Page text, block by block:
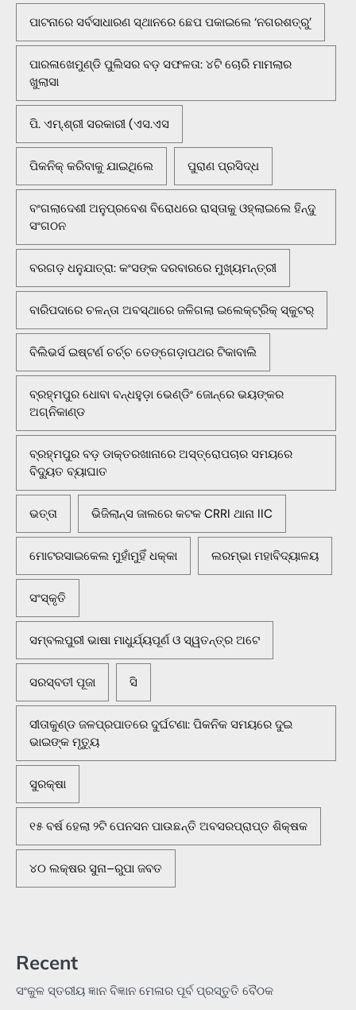
ପାଟନାରେ ସର୍ବସାଧାରଣ ସ୍ଥାନରେ ଛେପ ପକାଇଲେ ‘ନଗରଶତ୍ରୁ’
ପାରଳାଖେମୁଣ୍ଡି ପୁଲିସର ବଡ଼ ସଫଳତା: ୪ଟି ଚୋରି ମାମଲାର
ଖୁଲାସା
ପି. ଏମ୍.ଶ୍ରୀ ସରକାରୀ (ଏସ.ଏସ
ପିକନିକ୍‌ କରିବାକୁ ଯାଇଥିଲେ ପୁରାଣ ପ୍ରସିଦ୍ଧ
ବଂଗଲାଦେଶୀ ଅନୁପ୍ରବେଶ ବିରୋଧରେ ରାସ୍ତାକୁ ଓହ୍ଲାଇଲେ ହିନ୍ଦୁ
ସଂଗଠନ
ବରଗଡ଼ ଧନୁଯାତ୍ରା: କଂସଙ୍କ ଦରବାରରେ ମୁଖ୍ୟମନ୍ତ୍ରୀ
ବାରିପଦାରେ ଚଳନ୍ତା ଅବସ୍ଥାରେ ଜଳିଗଲା ଇଲେକ୍ଟ୍ରିକ୍ ସ୍କୁଟର୍
ବିଲିଭର୍ସ ଇଷ୍ଟର୍ଣ ଚର୍ଚ୍ଚ ତେଙ୍ଗେଡ଼ାପଥର ଟିକାବାଲି
ବ୍ରହ୍ମପୁର ଧୋବା ବନ୍ଧହୁଡ଼ା ଭେଣ୍ଡିଂ ଜୋନ୍‌ରେ ଭୟଙ୍କର
ଅଗ୍ନିକାଣ୍ଡ
ବ୍ରହ୍ମପୁର ବଡ଼ ଡାକ୍ତରଖାନାରେ ଅସ୍ତ୍ରୋପଚାର ସମୟରେ
ବିଦ୍ୟୁତ ବ୍ୟାଘାତ
ଭତ୍ତା ଭିଜିଲାନ୍ସ ଜାଲରେ କଟକ CRRI ଥାନା IIC
ମୋଟରସାଇକେଲ ମୁହାଁମୁହିଁ ଧକ୍କା ଲରମ୍ଭା ମହାବିଦ୍ୟାଳୟ
ସଂସ୍କୃତି
ସମ୍ବଲପୁରୀ ଭାଷା ମାଧୁର୍ଯ୍ୟପୂର୍ଣ ଓ ସ୍ୱତନ୍ତ୍ର ଅଟେ
ସରସ୍ବତୀ ପୂଜା ସି
ସୀତାକୁଣ୍ଡ ଜଳପ୍ରପାତରେ ଦୁର୍ଘଟଣା: ପିକନିକ ସମୟରେ ଦୁଇ
ଭାଇଙ୍କ ମୃତ୍ୟୁ
ସୁରକ୍ଷା
୧୫ ବର୍ଷ ହେଲା ୨ଟି ପେନସନ ପାଉଛନ୍ତି ଅବସରପ୍ରାପ୍ତ ଶିକ୍ଷକ
୪୦ ଲକ୍ଷର ସୁନା–ରୁପା ଜବତ
Recent
ସଂକୁଳ ସ୍ତରୀୟ ଜ୍ଞାନ ବିଜ୍ଞାନ ମେଳାର ପୂର୍ବ ପ୍ରସ୍ତୁତି ବୈଠକ